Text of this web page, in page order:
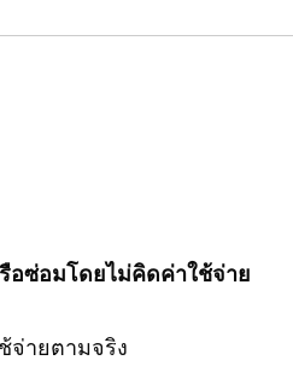
อซ่อมโดยไม่คิดค่าใช้จ่าย
จ่ายตามจริง